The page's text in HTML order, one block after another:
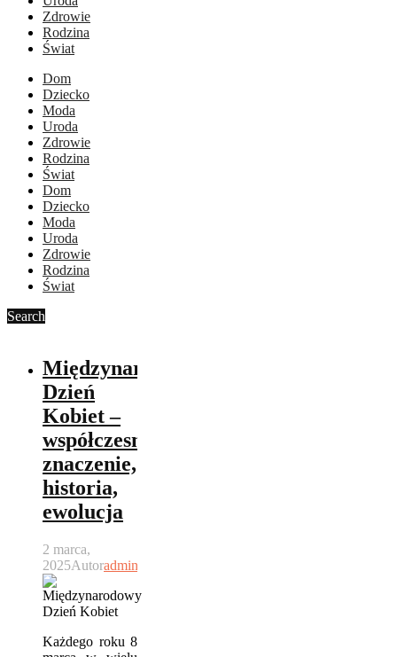
Zdrowie
Rodzina
Świat
Dom
Dziecko
Moda
Uroda
Zdrowie
Rodzina
Świat
Dom
Dziecko
Moda
Uroda
Zdrowie
Rodzina
Świat
Search
Międzynarodowy
Dzień
Kobiet –
współczesne
znaczenie,
historia,
ewolucja
2 marca,
2025Autoradmin
Każdego roku 8